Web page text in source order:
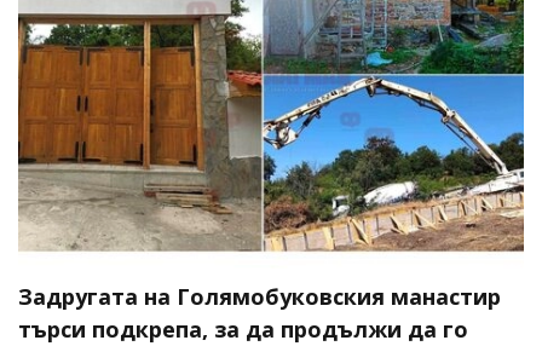
Задругата на Голямобуковския манастир
търси подкрепа, за да продължи да го